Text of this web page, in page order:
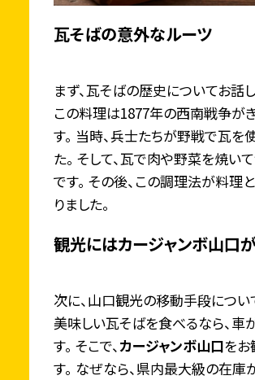
瓦そばの意外なルーツ
まず、瓦そばの歴史についてお話し
この料理は1877年の西南戦争が
す。 当時、兵士たちが野戦で瓦を
た。 そして、瓦で肉や野菜を焼い
です。 その後、この調理法が料理
りました。
観光にはカージャンボ山口
次に、山口観光の移動手段につい
美味しい瓦そばを食べるなら、車
す。 そこで、カージャンボ山口をお
す。 なぜなら、県内最大級の在庫